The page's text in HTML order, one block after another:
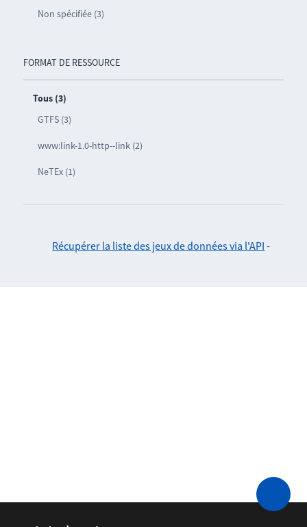
Non spécifiée (3)
FORMAT DE RESSOURCE
Tous (3)
GTFS (3)
www:link-1.0-http--link (2)
NeTEx (1)
Récupérer la liste des jeux de données via l'API -